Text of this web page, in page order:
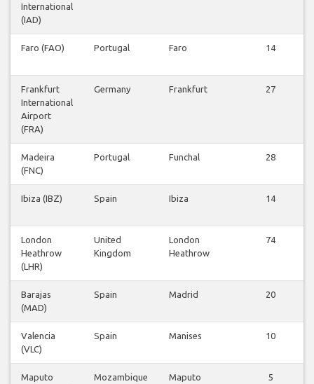
International
(IAD)
Faro (FAO) Portugal Faro 14
Frankfurt
International
Airport
(FRA)
Germany Frankfurt 27
Madeira
(FNC)
Portugal Funchal 28
Ibiza (IBZ) Spain Ibiza 14
London
Heathrow
(LHR)
United
Kingdom
London
Heathrow
74
Barajas
(MAD)
Spain Madrid 20
Valencia
(VLC)
Spain Manises 10
Maputo
Mozambique Maputo 5